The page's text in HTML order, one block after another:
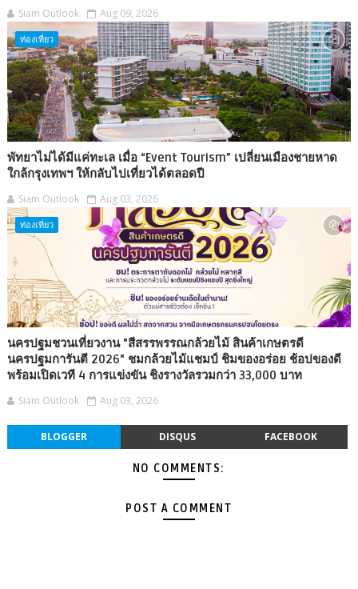
Siam Outlook Aug 09, 2026
ท่องเที่ยว
พัทยาไม่ได้มีแค่ทะเล เมื่อ “Event Tourism” เปลี่ยนเมืองชายหาด
ใกล้กรุงเทพฯ ให้กลับไปเที่ยวได้ตลอดปี
Siam Outlook Aug 03, 2026
ท่องเที่ยว
นครปฐมชวนเที่ยวงาน "สีสรรพรรณกล้วยไม้ สินค้าเกษตรดี
นครปฐมการันตี 2026" ชมกล้วยไม้แชมป์ ชิมของอร่อย ช้อปของดี
พร้อมเปิดเวที 4 การแข่งขัน ชิงรางวัลรวมกว่า 33,000 บาท
Siam Outlook Aug 03, 2026
BLOGGER DISQUS FACEBOOK
NO COMMENTS:
POST A COMMENT